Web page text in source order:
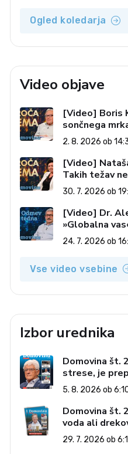
Ogled koledarja
Video objave
[Video] Boris
sončnega
lune do
pečatov v
tema, 2. 8.
2. 8. 2026 ob
[Video]
Takih težav
nikomur
7. 2026)
30. 7. 2026 ob
[Video] Dr.
»Globalna
zatiranje vseh
tedna, 24. 7.
24. 7. 2026 ob
Vse video vsebine
Izbor urednika
Domovina št.
strese, je
5. 8. 2026 ob
Domovina št.
voda ali
omrežja
29. 7. 2026 ob